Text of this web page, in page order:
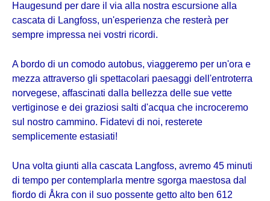
Haugesund per dare il via alla nostra escursione alla
cascata di Langfoss, un'esperienza che resterà per
sempre impressa nei vostri ricordi.
A bordo di un comodo autobus, viaggeremo per un'ora e
mezza attraverso gli spettacolari paesaggi dell'entroterra
norvegese, affascinati dalla bellezza delle sue vette
vertiginose e dei graziosi salti d'acqua che incroceremo
sul nostro cammino. Fidatevi di noi, resterete
semplicemente estasiati!
Una volta giunti alla cascata Langfoss, avremo 45 minuti
di tempo per contemplarla mentre sgorga maestosa dal
fiordo di Åkra con il suo possente getto alto ben 612